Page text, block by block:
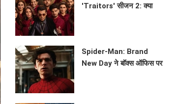
'Traitors' सीजन 2: क्या
Spider-Man: Brand
New Day ने बॉक्स ऑफिस पर